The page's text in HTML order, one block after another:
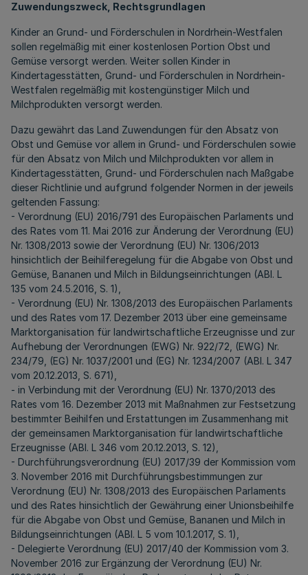
Zuwendungszweck, Rechtsgrundlagen
Kinder an Grund- und Förderschulen in Nordrhein-Westfalen
sollen regelmäßig mit einer kostenlosen Portion Obst und
Gemüse versorgt werden. Weiter sollen Kinder in
Kindertagesstätten, Grund- und Förderschulen in Nordrhein-
Westfalen regelmäßig mit kostengünstiger Milch und
Milchprodukten versorgt werden.
Dazu gewährt das Land Zuwendungen für den Absatz von
Obst und Gemüse vor allem in Grund- und Förderschulen sowie
für den Absatz von Milch und Milchprodukten vor allem in
Kindertagesstätten, Grund- und Förderschulen nach Maßgabe
dieser Richtlinie und aufgrund folgender Normen in der jeweils
geltenden Fassung:
- Verordnung (EU) 2016/791 des Europäischen Parlaments und
des Rates vom 11. Mai 2016 zur Änderung der Verordnung (EU)
Nr. 1308/2013 sowie der Verordnung (EU) Nr. 1306/2013
hinsichtlich der Beihilferegelung für die Abgabe von Obst und
Gemüse, Bananen und Milch in Bildungseinrichtungen (ABl. L
135 vom 24.5.2016, S. 1),
- Verordnung (EU) Nr. 1308/2013 des Europäischen Parlaments
und des Rates vom 17. Dezember 2013 über eine gemeinsame
Marktorganisation für landwirtschaftliche Erzeugnisse und zur
Aufhebung der Verordnungen (EWG) Nr. 922/72, (EWG) Nr.
234/79, (EG) Nr. 1037/2001 und (EG) Nr. 1234/2007 (ABl. L 347
vom 20.12.2013, S. 671),
- in Verbindung mit der Verordnung (EU) Nr. 1370/2013 des
Rates vom 16. Dezember 2013 mit Maßnahmen zur Festsetzung
bestimmter Beihilfen und Erstattungen im Zusammenhang mit
der gemeinsamen Marktorganisation für landwirtschaftliche
Erzeugnisse (ABl. L 346 vom 20.12.2013, S. 12),
- Durchführungsverordnung (EU) 2017/39 der Kommission vom
3. November 2016 mit Durchführungsbestimmungen zur
Verordnung (EU) Nr. 1308/2013 des Europäischen Parlaments
und des Rates hinsichtlich der Gewährung einer Unionsbeihilfe
für die Abgabe von Obst und Gemüse, Bananen und Milch in
Bildungseinrichtungen (ABl. L 5 vom 10.1.2017, S. 1),
- Delegierte Verordnung (EU) 2017/40 der Kommission vom 3.
November 2016 zur Ergänzung der Verordnung (EU) Nr.